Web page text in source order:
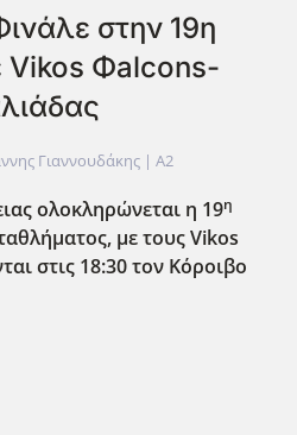
στην 19η
Vikos Φalcons-
Γιαννουδάκης |A2
ολοκληρώνεται η 19η
με τους Vikos
στις 18:30 τον Κόροιβο